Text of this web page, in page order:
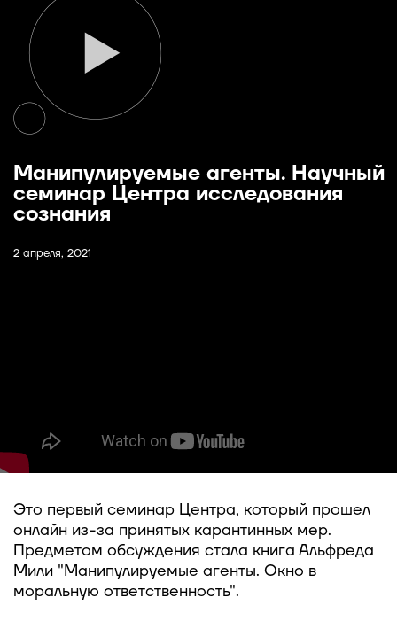
Манипулируемые агенты. Научный
семинар Центра исследования
сознания
2 апреля, 2021
Это первый семинар Центра, который прошел
онлайн из-за принятых карантинных мер.
Предметом обсуждения стала книга Альфреда
Мили "Манипулируемые агенты. Окно в
моральную ответственность".